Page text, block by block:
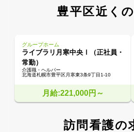
豊平区近く
グループホーム
ライブラリ月寒中央Ⅰ（正社員・
常勤）
介護職・ヘルパー
北海道札幌市豊平区月寒東3条9丁目1-10
月給:221,000円～
訪問看護の